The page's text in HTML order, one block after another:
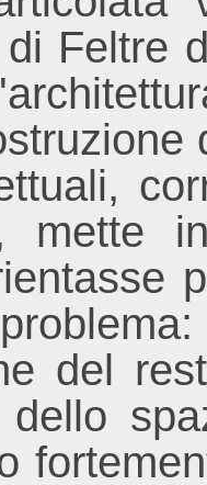
Feltre
mette
del
dello